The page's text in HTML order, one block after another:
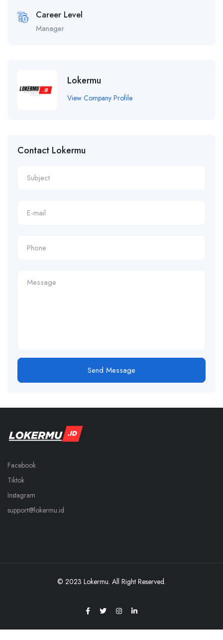
Career Level
Manager
Lokermu
View Company Profile
Contact Lokermu
Send Message
Facebook
Tiktok
Instagram
support@lokermu.id
© 2023 Lokermu. All Right Reserved.